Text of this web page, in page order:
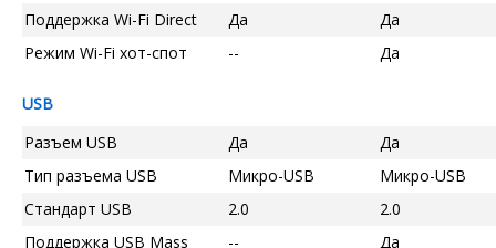
Поддержка Wi-Fi Direct
Да
Да
Режим Wi-Fi хот-спот
-- Да
USB
Разъем USB
Да
Да
Тип разъема USB
Микро-USB
Микро-USB
Стандарт USB
2.0
2.0
Поддержка USB Mass
-- Да